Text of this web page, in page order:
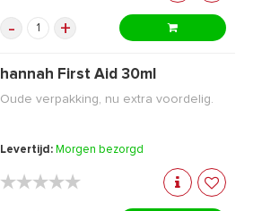
- +
hannah First Aid 30ml
Oude verpakking, nu extra voordelig.
Levertijd: Morgen bezorgd
★★★★★
★★★★★